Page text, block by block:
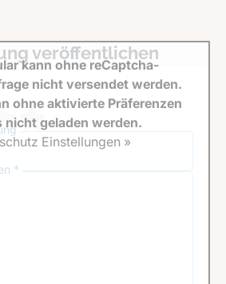
veröffentlichen
*
kann ohne reCaptcha-
nicht versendet werden.
ohne aktivierte Präferenzen
nicht geladen werden.
Einstellungen »